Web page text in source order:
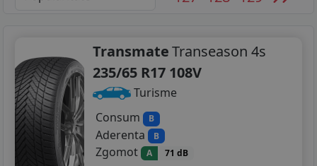
285/45R19
295/45R19
255/45R20
265/45R20
TransmateTranseason 4s
235/65 R17 108V
Turisme
Consum
B
Aderenta B
Zgomot A 71 dB